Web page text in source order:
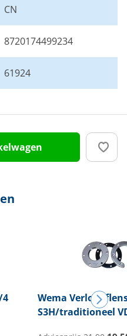
CN
8720174499234
61924
4
Wema
S3H/traditioneel